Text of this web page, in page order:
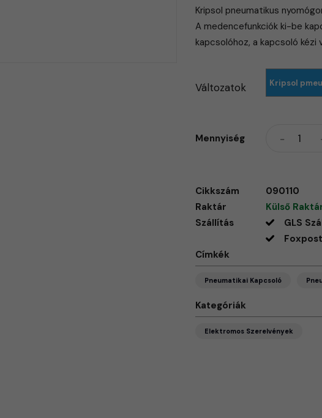
Kripsol pneumatikus
​A medencefunkciók ki-be
kapcsolóhoz, a kapcsoló kézi
Változatok Kripsol
Mennyiség
Cikkszám
090110
Raktár
Külső
Szállítás
GLS
Címkék
Pneumatikai Kapcsoló
Kategóriák
Elektromos Szerelvények